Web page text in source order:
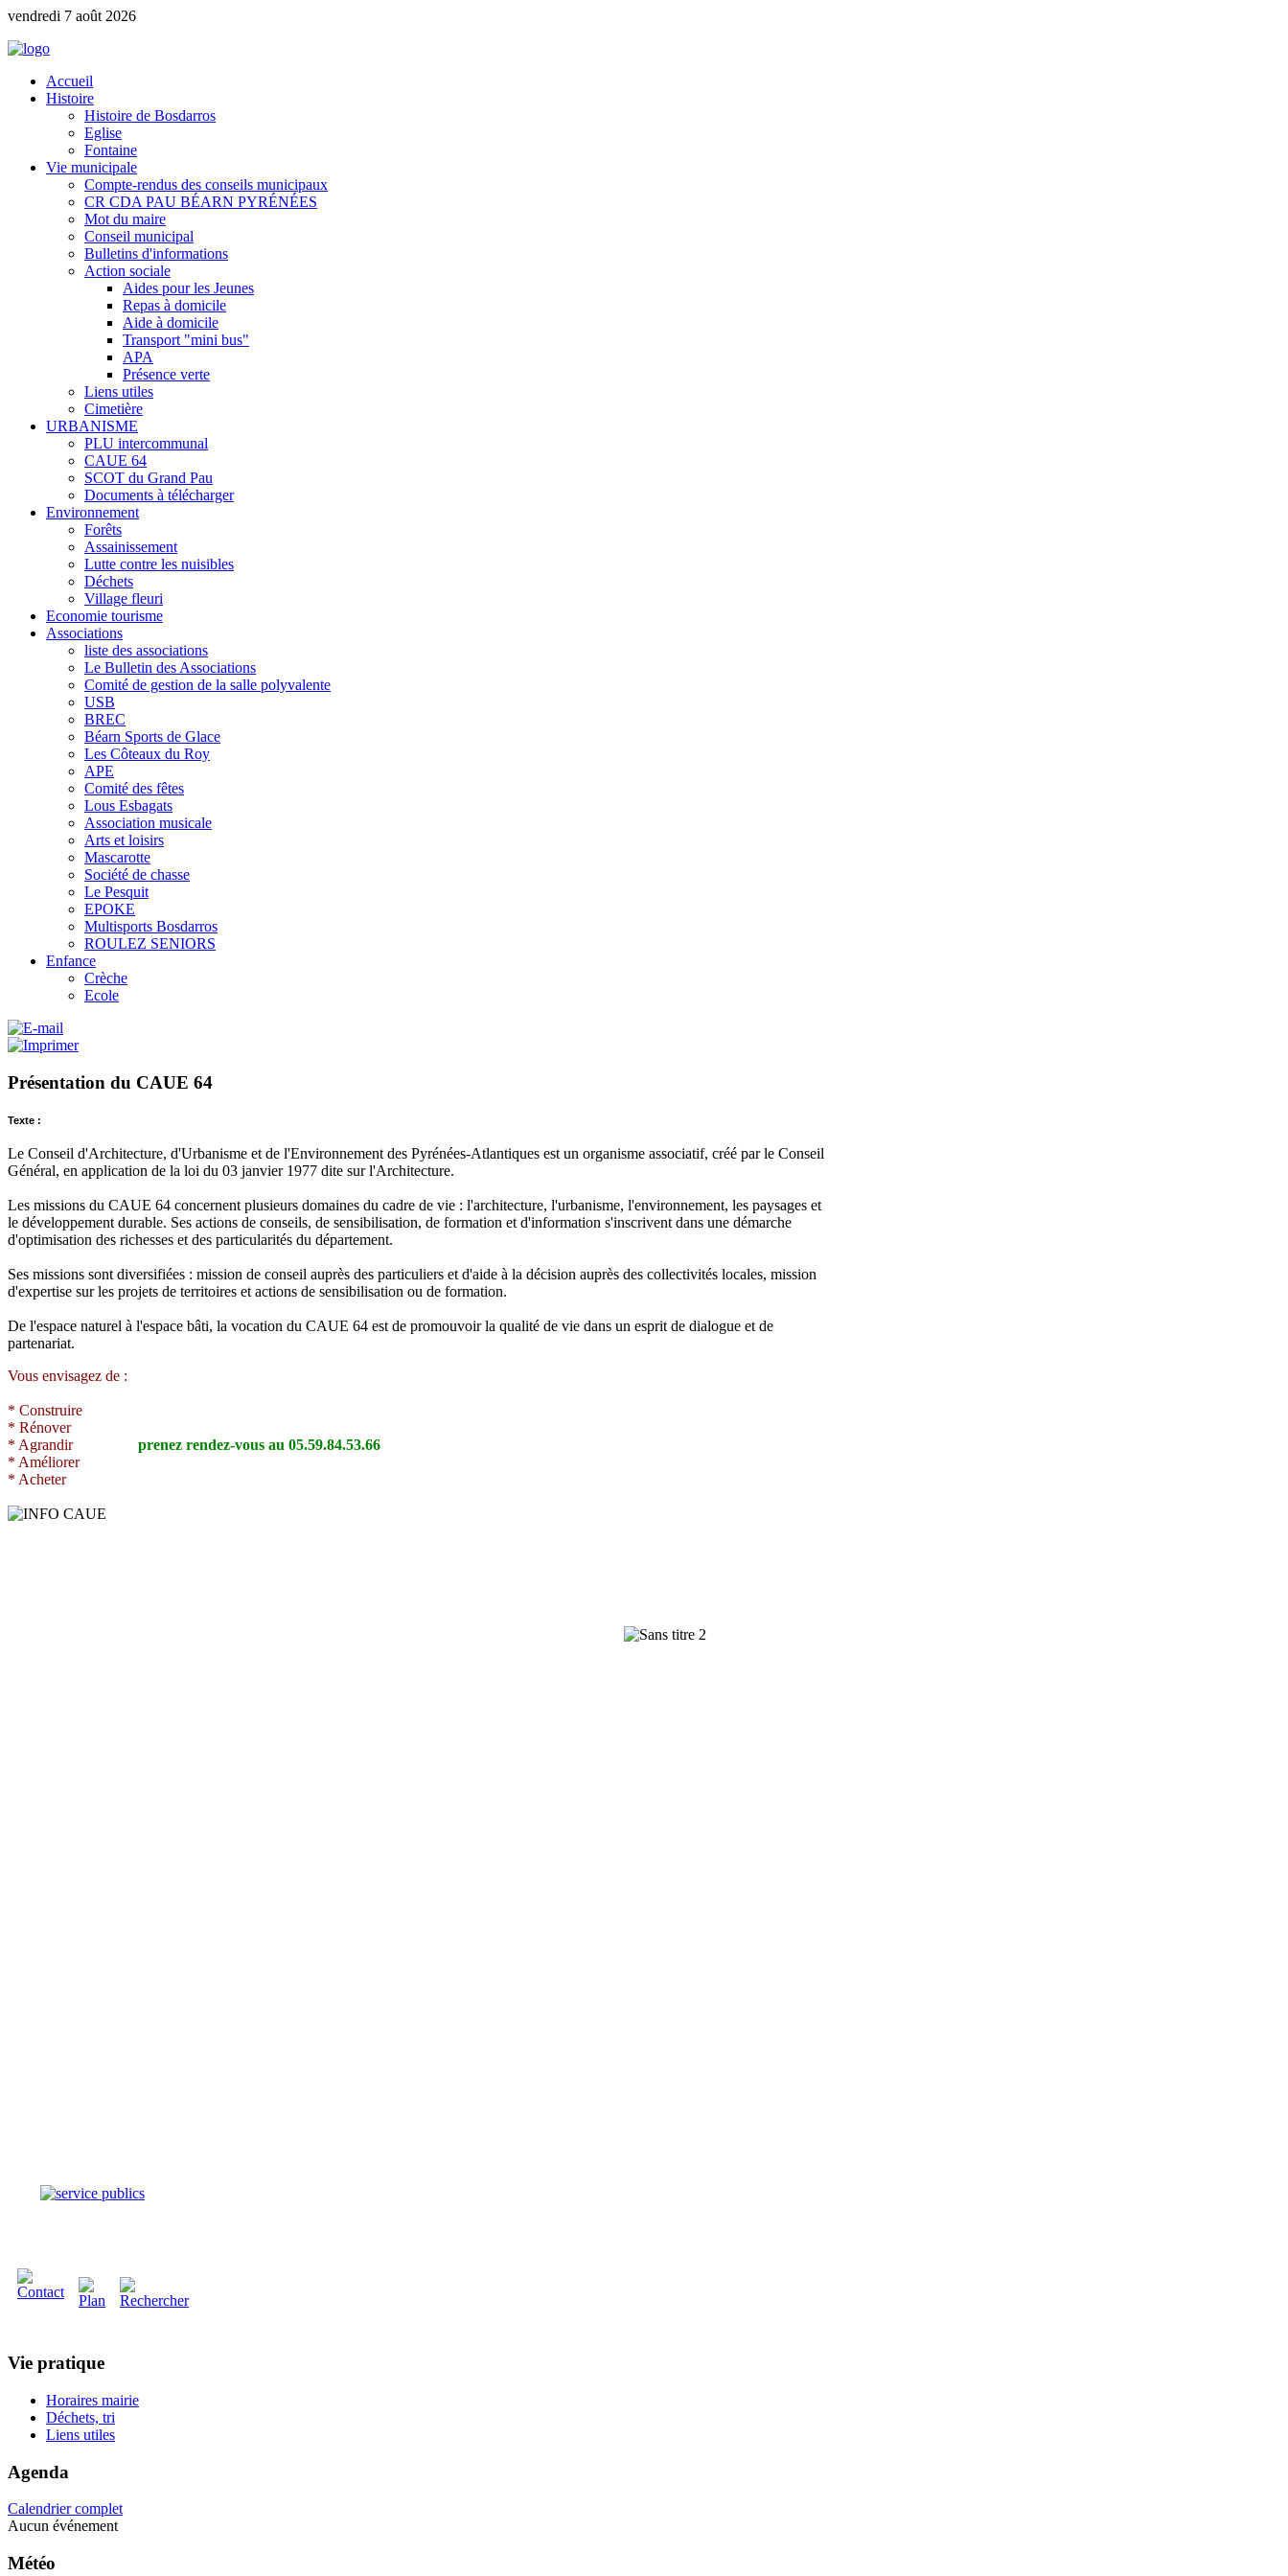
vendredi 7 août 2026
Accueil
Histoire
Histoire de Bosdarros
Eglise
Fontaine
Vie municipale
Compte-rendus des conseils municipaux
CR CDA PAU BÉARN PYRÉNÉES
Mot du maire
Conseil municipal
Bulletins d'informations
Action sociale
Aides pour les Jeunes
Repas à domicile
Aide à domicile
Transport "mini bus"
APA
Présence verte
Liens utiles
Cimetière
URBANISME
PLU intercommunal
CAUE 64
SCOT du Grand Pau
Documents à télécharger
Environnement
Forêts
Assainissement
Lutte contre les nuisibles
Déchets
Village fleuri
Economie tourisme
Associations
liste des associations
Le Bulletin des Associations
Comité de gestion de la salle polyvalente
USB
BREC
Béarn Sports de Glace
Les Côteaux du Roy
APE
Comité des fêtes
Lous Esbagats
Association musicale
Arts et loisirs
Mascarotte
Société de chasse
Le Pesquit
EPOKE
Multisports Bosdarros
ROULEZ SENIORS
Enfance
Crèche
Ecole
Présentation du CAUE 64
Texte :
Le Conseil d'Architecture, d'Urbanisme et de l'Environnement des Pyrénées-Atlantiques est un organisme associatif, créé par le Conseil
Général, en application de la loi du 03 janvier 1977 dite sur l'Architecture.
Les missions du CAUE 64 concernent plusieurs domaines du cadre de vie : l'architecture, l'urbanisme, l'environnement, les paysages et
le développement durable. Ses actions de conseils, de sensibilisation, de formation et d'information s'inscrivent dans une démarche
d'optimisation des richesses et des particularités du département.
Ses missions sont diversifiées : mission de conseil auprès des particuliers et d'aide à la décision auprès des collectivités locales, mission
d'expertise sur les projets de territoires et actions de sensibilisation ou de formation.
De l'espace naturel à l'espace bâti, la vocation du CAUE 64 est de promouvoir la qualité de vie dans un esprit de dialogue et de
partenariat.
Vous envisagez de :
* Construire
* Rénover
* Agrandir
prenez rendez-vous au 05.59.84.53.66
* Améliorer
* Acheter
Vie pratique
Horaires mairie
Déchets, tri
Liens utiles
Agenda
Calendrier complet
Aucun événement
Météo